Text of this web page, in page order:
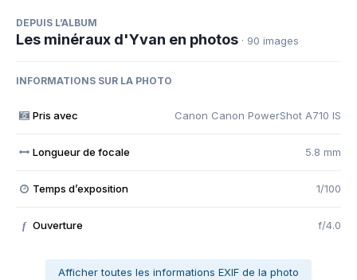
DEPUIS L’ALBUM
Les minéraux d'Yvan en photos · 90 images
INFORMATIONS SUR LA PHOTO
Pris avec Canon Canon PowerShot A710 IS
Longueur de focale 5.8 mm
Temps d’exposition 1/100
f Ouverture f/4.0
Afficher toutes les informations EXIF de la photo